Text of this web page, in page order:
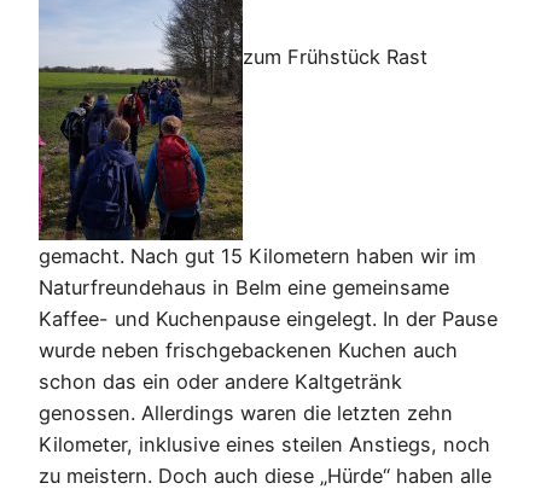
zum Frühstück Rast
gemacht. Nach gut 15 Kilometern haben wir im
Naturfreundehaus in Belm eine gemeinsame
Kaffee- und Kuchenpause eingelegt. In der Pause
wurde neben frischgebackenen Kuchen auch
schon das ein oder andere Kaltgetränk
genossen. Allerdings waren die letzten zehn
Kilometer, inklusive eines steilen Anstiegs, noch
zu meistern. Doch auch diese „Hürde“ haben alle